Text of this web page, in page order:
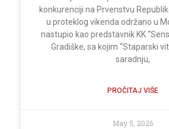
konkurenciji na Prvenstvu
u proteklog vikenda održano u
nastupio kao predstavnik KK
Gradiške, sa kojim “Staparski
saradnju,
PROČITAJ VIŠE
May 5, 2026